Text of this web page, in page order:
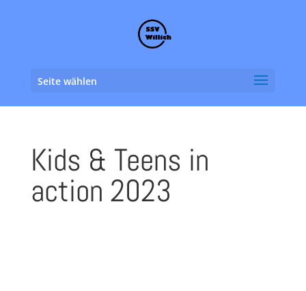
Seite wählen
Kids & Teens in
action 2023